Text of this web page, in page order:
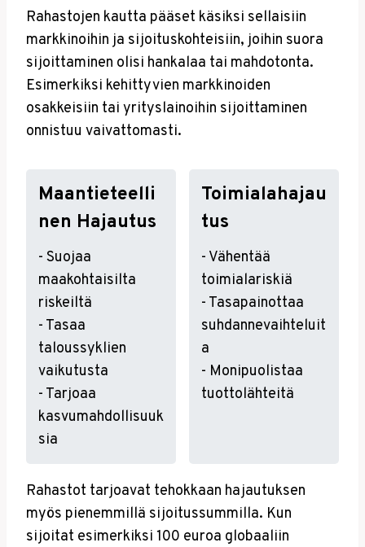
Rahastojen kautta pääset käsiksi sellaisiin
markkinoihin ja sijoituskohteisiin, joihin suora
sijoittaminen olisi hankalaa tai mahdotonta.
Esimerkiksi kehittyvien markkinoiden
osakkeisiin tai yrityslainoihin sijoittaminen
onnistuu vaivattomasti.
Maantieteelli
Nen Hajautus
- Suojaa
maakohtaisilta
riskeiltä
- Tasaa
taloussyklien
vaikutusta
- Tarjoaa
kasvumahdollisuuk
sia
Toimialahajau
Tus
- Vähentää
toimialariskiä
- Tasapainottaa
suhdannevaihteluit
a
- Monipuolistaa
tuottolähteitä
Rahastot tarjoavat tehokkaan hajautuksen
myös pienemmillä sijoitussummilla. Kun
sijoitat esimerkiksi 100 euroa globaaliin